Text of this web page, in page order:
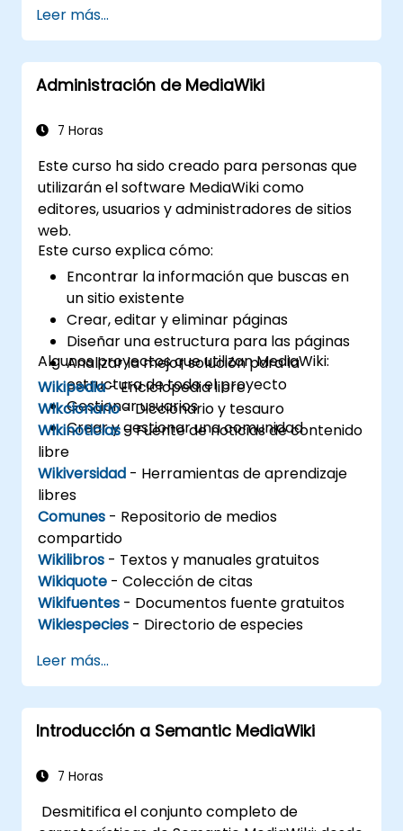
dentro del ecosistema de XWiki.
Integrar XWiki con sistemas externos y
bases de datos.
Leer más...
Administración de MediaWiki
7 Horas
Este curso ha sido creado para personas que
utilizarán el software MediaWiki como
editores, usuarios y administradores de sitios
web.
Este curso explica cómo:
Encontrar la información que buscas en
un sitio existente
Crear, editar y eliminar páginas
Diseñar una estructura para las páginas
Analizar la mejor solución para la
estructura de todo el proyecto
Gestionar usuarios
Crear y gestionar una comunidad
Algunos proyectos que utilizan MediaWiki:
Wikipedia- Enciclopedia libre
Wikcionario- Diccionario y tesauro
Wikinoticias- Fuente de noticias de contenido
libre
Wikiversidad - Herramientas de aprendizaje
libres
Comunes - Repositorio de medios
compartido
Wikilibros - Textos y manuales gratuitos
Wikiquote - Colección de citas
Wikifuentes - Documentos fuente gratuitos
Wikiespecies - Directorio de especies
Leer más...
Introducción a Semantic MediaWiki
7 Horas
Desmitifica el conjunto completo de